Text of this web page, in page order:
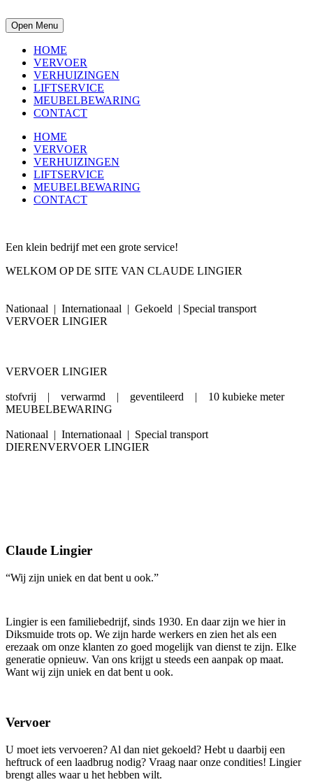
Open Menu
HOME
VERVOER
VERHUIZINGEN
LIFTSERVICE
MEUBELBEWARING
CONTACT
HOME
VERVOER
VERHUIZINGEN
LIFTSERVICE
MEUBELBEWARING
CONTACT
Een klein bedrijf met een grote service!
WELKOM OP DE SITE VAN CLAUDE LINGIER
Nationaal | Internationaal | Gekoeld | Special transport
VERVOER LINGIER
VERVOER LINGIER
stofvrij | verwarmd | geventileerd | 10 kubieke meter
MEUBELBEWARING
Nationaal | Internationaal | Special transport
DIERENVERVOER LINGIER
Claude Lingier
“Wij zijn uniek en dat bent u ook.”
Lingier is een familiebedrijf, sinds 1930. En daar zijn we hier in
Diksmuide trots op. We zijn harde werkers en zien het als een
erezaak om onze klanten zo goed mogelijk van dienst te zijn. Elke
generatie opnieuw. Van ons krijgt u steeds een aanpak op maat.
Want wij zijn uniek en dat bent u ook.
Vervoer
U moet iets vervoeren? Al dan niet gekoeld? Hebt u daarbij een
heftruck of een laadbrug nodig? Vraag naar onze condities! Lingier
brengt alles waar u het hebben wilt.